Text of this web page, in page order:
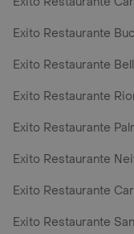
Exito Restaurante
Exito Restaurante
Exito Restaurante
Exito Restaurante
Exito Restaurante
Exito Restaurante
Exito Restaurante